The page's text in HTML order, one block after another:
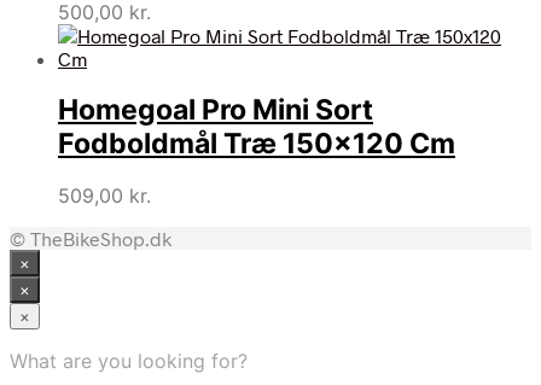
500,00 kr.
Homegoal Pro Mini Sort
Fodboldmål Træ 150×120 Cm
509,00 kr.
© TheBikeShop.dk
×
×
×
What are you looking for?